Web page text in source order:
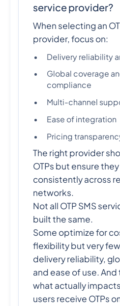
service provider?
When selecting an
provider, focus on:
Delivery reliability
Global coverage
compliance
Multi-channel
Ease of integration
Pricing
The right provider
OTPs but ensure
consistently across
networks.
Not all OTP SMS
built the same.
Some optimize for
flexibility but very
delivery reliability,
and ease of use.
what actually
users receive OTPs